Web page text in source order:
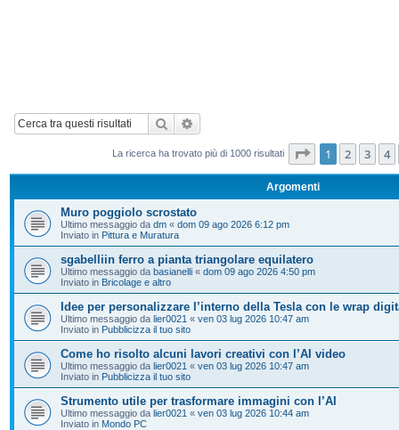
Cerca
La ricerca ha trovato più di 1000 risultati Pagina di 20
1 2 3 4
Argomenti
Muro poggiolo scrostato
Ultimo messaggio da dm « dom 09 ago 2026 6:12 pm
Inviato in Pittura e Muratura
sgabelliin ferro a pianta triangolare equilatero
Ultimo messaggio da basianelli « dom 09 ago 2026 4:50 pm
Inviato in Bricolage e altro
Idee per personalizzare l’interno della Tesla con le wrap
Ultimo messaggio da lier0021 « ven 03 lug 2026 10:47 am
Inviato in Pubblicizza il tuo sito
Come ho risolto alcuni lavori creativi con l’AI video
Ultimo messaggio da lier0021 « ven 03 lug 2026 10:47 am
Inviato in Pubblicizza il tuo sito
Strumento utile per trasformare immagini con l’AI
Ultimo messaggio da lier0021 « ven 03 lug 2026 10:44 am
Inviato in Mondo PC